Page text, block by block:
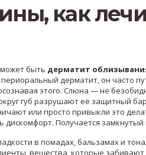
как
быть дерматит
периоральный дерматит, он часто
этого. Слюна — не
губ разрушают её защитный
или просто привыкли это
Получается замкнутый
в помадах, бальзамах и
,вещества, которые